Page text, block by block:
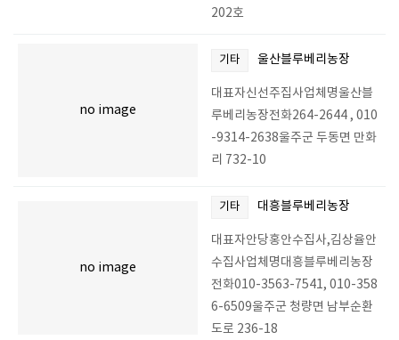
202호
no image
기타 울산블루베리농장
대표자신선주집사업체명울산블
루베리농장전화264-2644 , 010
-9314-2638울주군 두동면 만화
리 732-10
no image
기타 대흥블루베리농장
대표자안당홍안수집사,김상율안
수집사업체명대흥블루베리농장
전화010-3563-7541, 010-358
6-6509울주군 청량면 남부순환
도로 236-18